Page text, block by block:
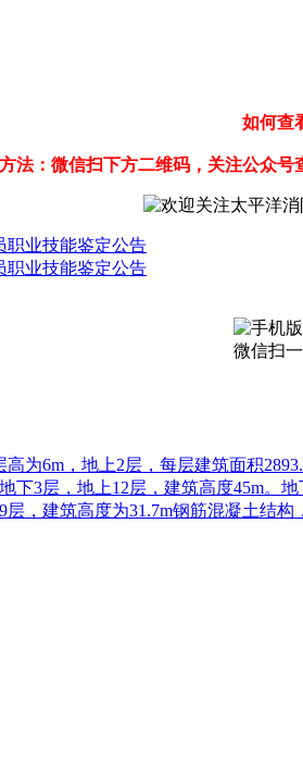
如何查
方法：微信扫下方二维码，关注公众号
职业技能鉴定公告
职业技能鉴定公告
微信扫
为6m，地上2层，每层建筑面积
下3层，地上12层，建筑高度45m。
，建筑高度为31.7m钢筋混凝土结构